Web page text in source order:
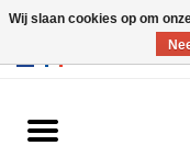
Wij slaan cookies op om